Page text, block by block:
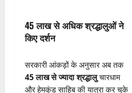
45 लाख से अधिक श्रद्धालुओं ने
किए दर्शन
सरकारी आंकड़ों के अनुसार अब तक
45 लाख से ज्यादा श्रद्धालुचारधाम
और हेमकुंड साहिब की यात्रा कर चुके